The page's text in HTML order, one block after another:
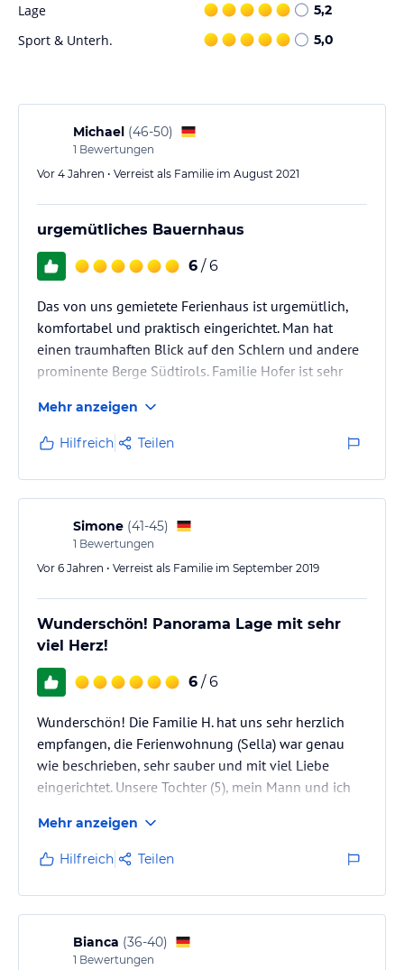
Lage 5,2
Sport & Unterh. 5,0
Michael (46-50)
1 Bewertungen
Vor 4 Jahren • Verreist als Familie im August 2021
urgemütliches Bauernhaus
6 / 6
Das von uns gemietete Ferienhaus ist urgemütlich,
komfortabel und praktisch eingerichtet. Man hat
einen traumhaften Blick auf den Schlern und andere
prominente Berge Südtirols. Familie Hofer ist sehr
sehr wohlgefühlt und können den Aufenthalt
uneingeschränkt empfehlen!
Mehr anzeigen
Hilfreich Teilen
Simone (41-45)
1 Bewertungen
Vor 6 Jahren • Verreist als Familie im September 2019
Wunderschön! Panorama Lage mit sehr
viel Herz!
6 / 6
Wunderschön! Die Familie H. hat uns sehr herzlich
empfangen, die Ferienwohnung (Sella) war genau
wie beschrieben, sehr sauber und mit viel Liebe
eingerichtet. Unsere Tochter (5), mein Mann und ich
durften im Stall mithelfen und beim melken zusehen.
Unsere Tochter wurde gleich freundlich mit
eingebunden und durfte die Kälbchen füttern und
Abends die Hühner aus dem Stall lassen. Sie war
derart begeistert das sie selbst vor dem großen aber
verschmusten Hofhund keine…
Mehr anzeigen
Hilfreich Teilen
Bianca (36-40)
1 Bewertungen